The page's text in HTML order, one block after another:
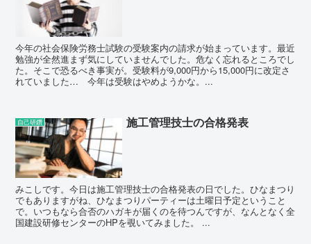
今年の社会保険労務士試験の受験案内の請求が始まっています。最近
勉強が全然進まず気にしていませんでした。危なく忘れるところでし
た。そこで恐るべき事実が。受験料が9,000円から15,000円に改定さ
れていました… 今年は受験はやめようかな。...
自己研鑽 施工管理技士の合格発表
みこしです。今日は施工管理技士の合格発表の日でした。ひなまつり
でもありますがね、ひなまつりパーティーは土曜日予定ということ
で。いつもなら合否のハガキが届くのを待つんですが、なんとなく全
国建設研修センターのHPを覗いてみました。 ...